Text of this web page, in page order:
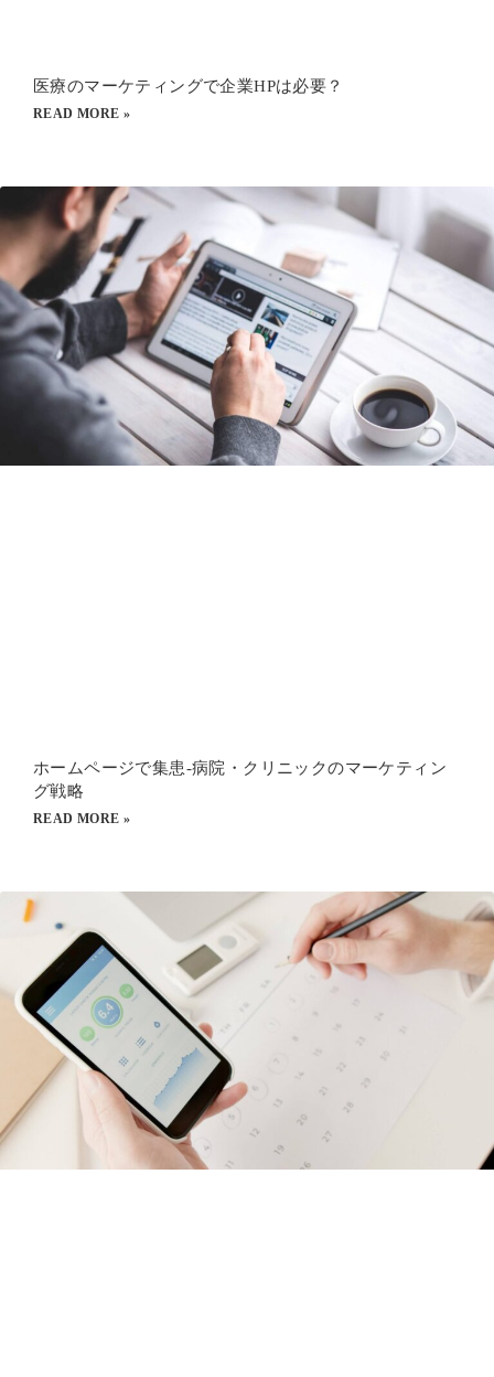
医療のマーケティングで企業HPは必要？
READ MORE »
ホームページで集患-病院・クリニックのマーケティン
グ戦略
READ MORE »